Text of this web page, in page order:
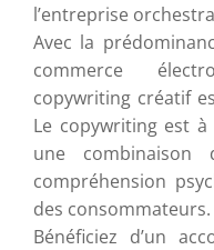
l’entreprise
Avec la
commerce
copywriting créatif
Le copywriting est
une combinaison
compréhension
des consommateurs.
Bénéficiez d’un